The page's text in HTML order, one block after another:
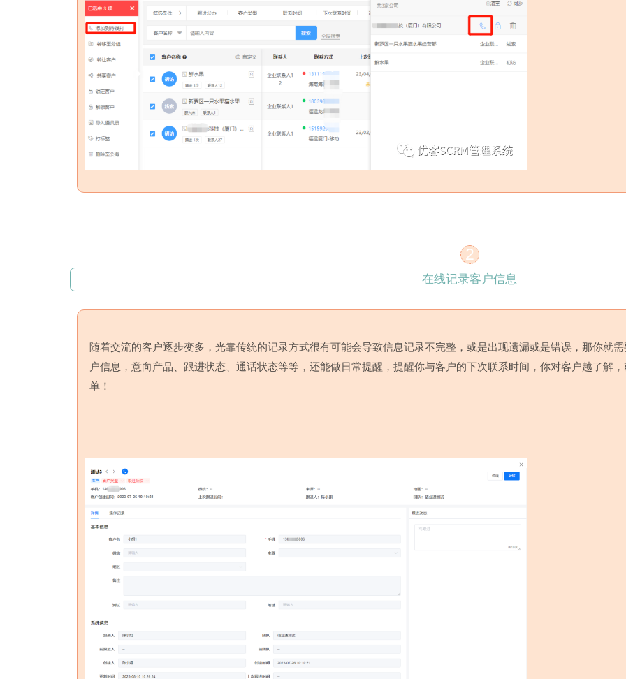
2
在线记录客户信息
随着交流的客户逐步变多，光靠传统的记录方式很有可能会导致信息记录不完整，或是出现遗漏或是错误，那你就
户信息，意向产品、跟进状态、通话状态等等，还能做日常提醒，提醒你与客户的下次联系时间，你对客户越了解
单！